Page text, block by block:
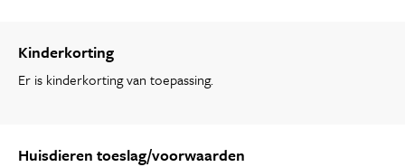
Kinderkorting
Er is kinderkorting van toepassing.
Huisdieren toeslag/voorwaarden